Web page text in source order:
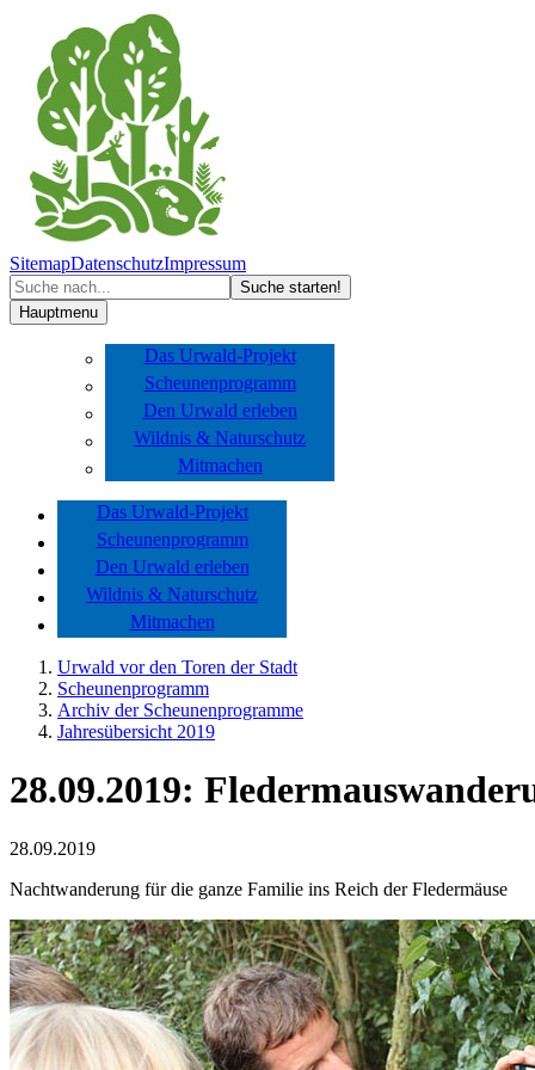
SitemapDatenschutzImpressum
Hauptmenu
Das Urwald-Projekt
Scheunenprogramm
Den Urwald erleben
Wildnis & Naturschutz
Mitmachen
Das Urwald-Projekt
Scheunenprogramm
Den Urwald erleben
Wildnis & Naturschutz
Mitmachen
Urwald vor den Toren der Stadt
Scheunenprogramm
Archiv der Scheunenprogramme
Jahresübersicht 2019
28.09.2019:
28.09.2019
Nachtwanderung für die ganze Familie ins Reich der Fledermäuse